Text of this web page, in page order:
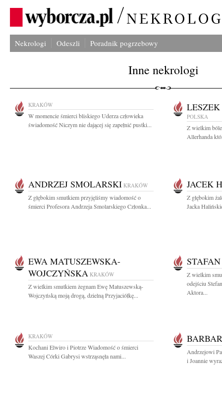
Nekrologi Odeszli Poradnik pogrzebowy
Inne nekrologi
KRAKÓW
W momencie śmierci bliskiego Uderza człowieka
świadomość Niczym nie dającej się zapełnić pustki...
POLSKA
Z wielkim
Allerhanda
ANDRZEJ SMOLARSKI KRAKÓW
Z głębokim smutkiem przyjęliśmy wiadomość o
śmierci Profesora Andrzeja Smolarskiego Członka...
JACEK
Z głębokim
Jacka
EWA MATUSZEWSKA-
WOJCZYŃSKA KRAKÓW
Z wielkim smutkiem żegnam Ewę Matuszewską-
Wojczyńską moją drogą, dzielną Przyjaciółkę...
Z wielkim
odejściu
Aktora...
KRAKÓW
Kochani Elwiro i Piotrze Wiadomość o śmierci
Waszej Córki Gabrysi wstrząsnęła nami...
Andrzejowi
i Joannie